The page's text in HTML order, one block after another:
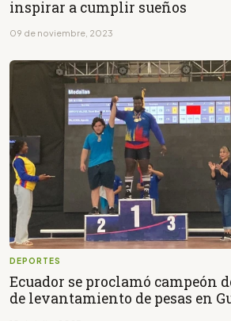
inspirar a cumplir sueños
09 de noviembre, 2023
DEPORTES
Ecuador se proclamó campeón
de levantamiento de pesas en